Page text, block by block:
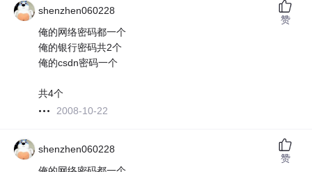
shenzhen060228
俺的网络密码都一个
俺的银行密码共2个
俺的csdn密码一个
共4个
2008-10-22
赞
shenzhen060228
赞